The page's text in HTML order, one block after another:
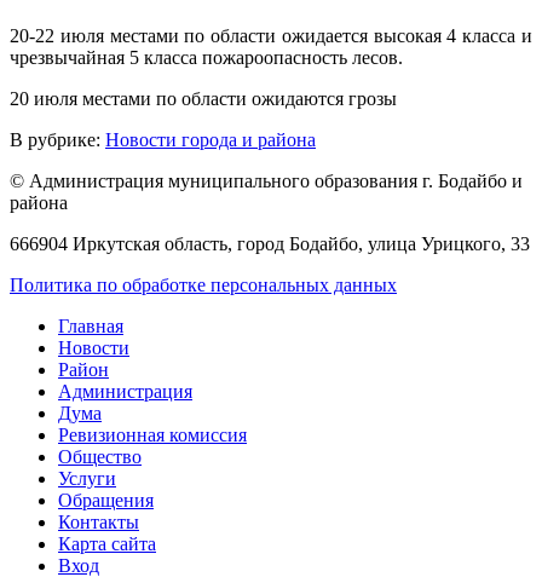
20-22 июля местами по области ожидается высокая 4 класса и
чрезвычайная 5 класса пожароопасность лесов.
20 июля местами по области ожидаются грозы
В рубрике: Новости города и района
© Администрация муниципального образования г. Бодайбо и
района
666904 Иркутская область, город Бодайбо, улица Урицкого, 33
Политика по обработке персональных данных
Главная
Новости
Район
Администрация
Дума
Ревизионная комиссия
Общество
Услуги
Обращения
Контакты
Карта сайта
Вход